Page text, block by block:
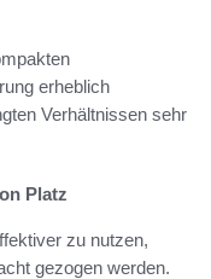
erheblich
Verhältnissen sehr
Platz
zu nutzen,
gezogen werden.